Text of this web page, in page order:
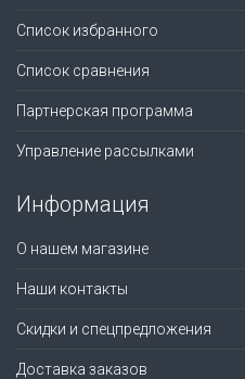
Список избранного
Список сравнения
Партнерская программа
Управление рассылками
Информация
О нашем магазине
Наши контакты
Скидки и спецпредложения
Доставка заказов